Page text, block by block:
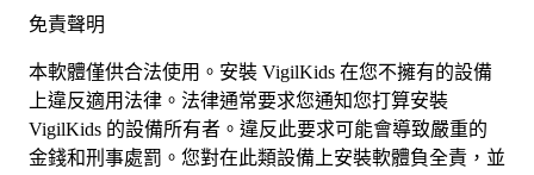
免責聲明
本軟體僅供合法使用。安裝 VigilKids 在您不擁有的設備
上違反適用法律。法律通常要求您通知您打算安裝
VigilKids 的設備所有者。違反此要求可能會導致嚴重的
金錢和刑事處罰。您對在此類設備上安裝軟體負全責，並